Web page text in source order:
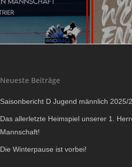
Neueste Beiträge
Saisonbericht D Jugend männlich 2025/
Das allerletzte Heimspiel unserer 1.
Mannschaft!
Die Winterpause ist vorbei!